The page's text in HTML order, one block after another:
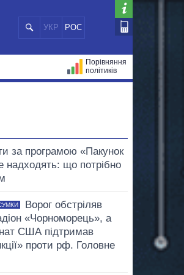
УКР РОС
Порівняння
політиків
за програмою «Пакунок
надходять: що потрібно
Ворог обстріляв
«Чорноморець», а
США підтримав
проти рф. Головне